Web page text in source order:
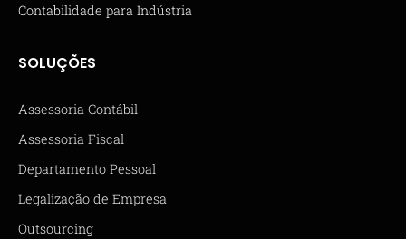
Contabilidade para Indústria
SOLUÇÕES
Assessoria Contábil
Assessoria Fiscal
Departamento Pessoal
Legalização de Empresa
Outsourcing